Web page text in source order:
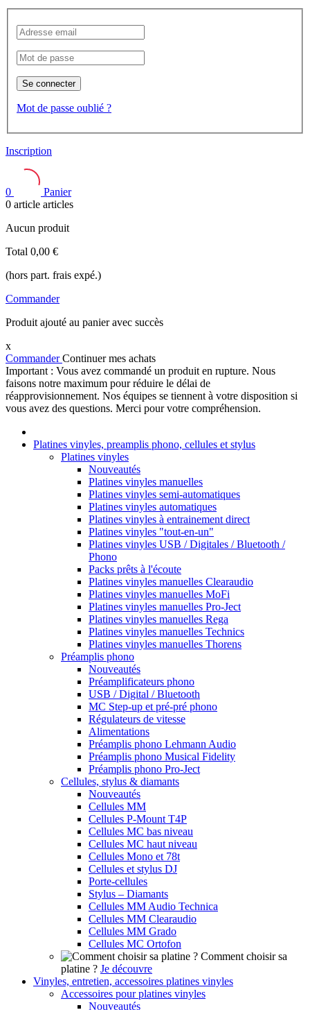
Se connecter
Mot de passe oublié ?
Inscription
0
Panier
0 article articles
Aucun produit
Total 0,00 €
(hors part. frais expé.)
Commander
Produit ajouté au panier avec succès
x
CommanderContinuer mes achats
Important : Vous avez commandé un produit en rupture. Nous
faisons notre maximum pour réduire le délai de
réapprovisionnement. Nos équipes se tiennent à votre disposition si
vous avez des questions. Merci pour votre compréhension.
Platines vinyles, preamplis phono, cellules et stylus
Platines vinyles
Nouveautés
Platines vinyles manuelles
Platines vinyles semi-automatiques
Platines vinyles automatiques
Platines vinyles à entrainement direct
Platines vinyles "tout-en-un"
Platines vinyles USB / Digitales / Bluetooth /
Phono
Packs prêts à l'écoute
Platines vinyles manuelles Clearaudio
Platines vinyles manuelles MoFi
Platines vinyles manuelles Pro-Ject
Platines vinyles manuelles Rega
Platines vinyles manuelles Technics
Platines vinyles manuelles Thorens
Préamplis phono
Nouveautés
Préamplificateurs phono
USB / Digital / Bluetooth
MC Step-up et pré-pré phono
Régulateurs de vitesse
Alimentations
Préamplis phono Lehmann Audio
Préamplis phono Musical Fidelity
Préamplis phono Pro-Ject
Cellules, stylus & diamants
Nouveautés
Cellules MM
Cellules P-Mount T4P
Cellules MC bas niveau
Cellules MC haut niveau
Cellules Mono et 78t
Cellules et stylus DJ
Porte-cellules
Stylus – Diamants
Cellules MM Audio Technica
Cellules MM Clearaudio
Cellules MM Grado
Cellules MC Ortofon
Comment choisir sa
platine ? Je découvre
Vinyles, entretien, accessoires platines vinyles
Accessoires pour platines vinyles
Nouveautés